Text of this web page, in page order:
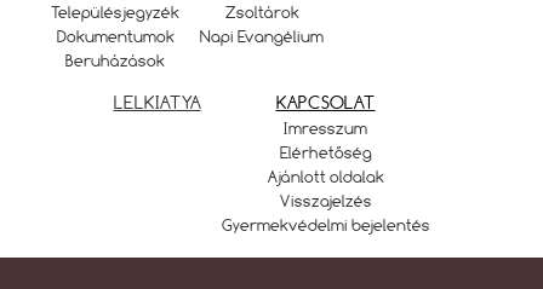
Településjegyzék
Dokumentumok
Beruházások
Zsoltárok
Napi Evangélium
LELKIATYA KAPCSOLAT
Imresszum
Elérhetőség
Ajánlott oldalak
Visszajelzés
Gyermekvédelmi bejelentés